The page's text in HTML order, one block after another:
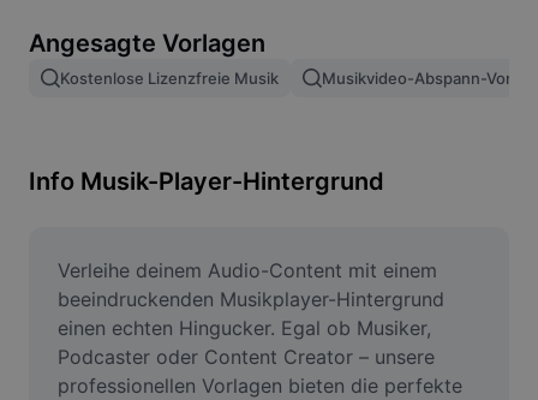
Bilder zusammenfügen
Bildgröße ändern
Meme-Generator
AI Text Remover
AI People Remover
Angesagte Vorlagen
Kostenlose Lizenzfreie Musik Musikvideo-Abspann-
Info Musik-Player-Hintergrund
Verleihe deinem Audio-Content mit einem
beeindruckenden Musikplayer-Hintergrund
einen echten Hingucker. Egal ob Musiker,
Podcaster oder Content Creator – unsere
professionellen Vorlagen bieten die perfekte